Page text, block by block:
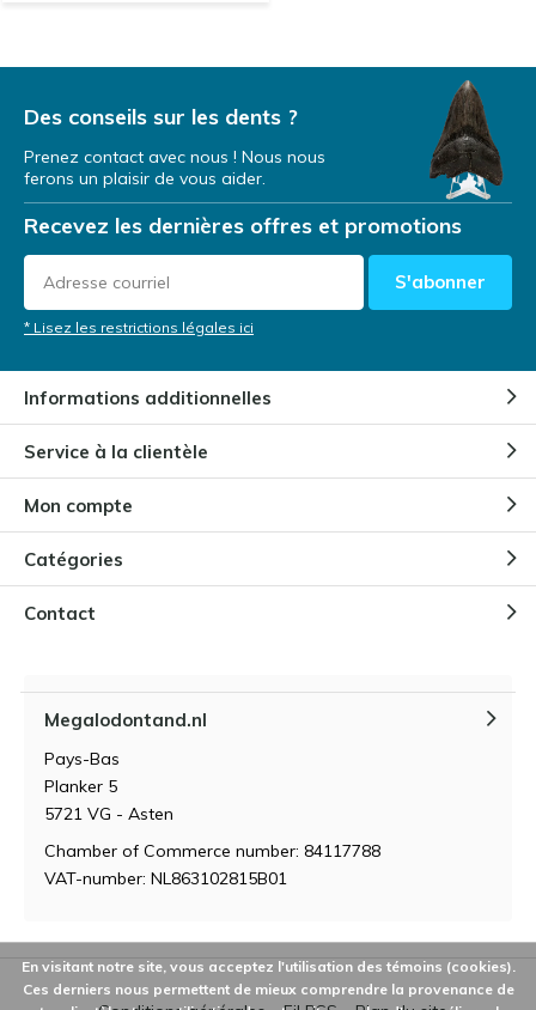
Des conseils sur les dents ?
Prenez contact avec nous ! Nous nous
ferons un plaisir de vous aider.
Recevez les dernières offres et promotions
S'abonner
* Lisez les restrictions légales ici
Informations additionnelles
Service à la clientèle
Mon compte
Catégories
Contact
Megalodontand.nl
Pays-Bas
Planker 5
5721 VG - Asten
Chamber of Commerce number: 84117788
VAT-number: NL863102815B01
En visitant notre site, vous acceptez l'utilisation des témoins (cookies).
Ces derniers nous permettent de mieux comprendre la provenance de